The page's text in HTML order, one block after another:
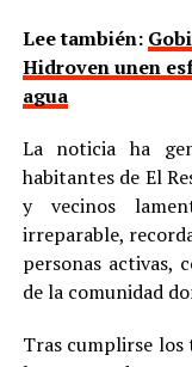
Lee también:
Hidroven unen
agua
La noticia ha
habitantes de El
y vecinos
irreparable,
personas activas,
de la comunidad
Tras cumplirse los